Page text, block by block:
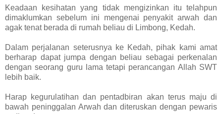
Keadaan kesihatan yang tidak mengizinkan itu telahpun
dimaklumkan sebelum ini mengenai penyakit arwah dan
agak tenat berada di rumah beliau di Limbong, Kedah.
Dalam perjalanan seterusnya ke Kedah, pihak kami amat
berharap dapat jumpa dengan beliau sebagai perkenalan
dengan seorang guru lama tetapi perancangan Allah SWT
lebih baik.
Harap kegurulatihan dan pentadbiran akan terus maju di
bawah peninggalan Arwah dan diteruskan dengan pewaris